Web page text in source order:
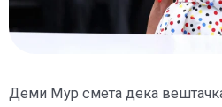
Деми Мур смета дека